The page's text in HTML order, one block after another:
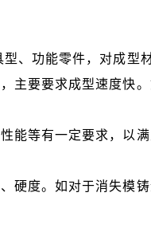
、功能零件，对成型
主要要求成型速度快
能等有一定要求，以
硬度。如对于消失模